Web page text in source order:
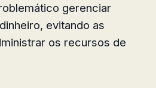
gerenciar
evitando as
os recursos de